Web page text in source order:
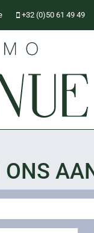
+32 (0)50 61 49 49
ONS